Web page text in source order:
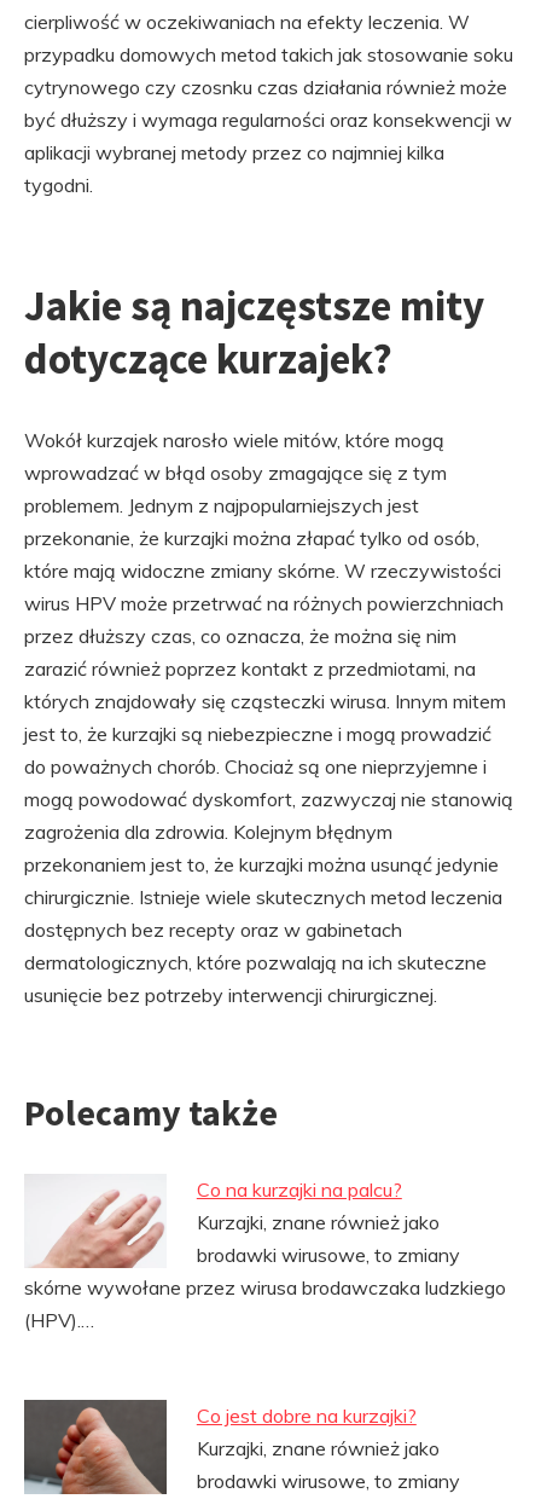
cierpliwość w oczekiwaniach na efekty leczenia. W
przypadku domowych metod takich jak stosowanie soku
cytrynowego czy czosnku czas działania również może
być dłuższy i wymaga regularności oraz konsekwencji w
aplikacji wybranej metody przez co najmniej kilka
tygodni.
Jakie są najczęstsze mity
dotyczące kurzajek?
Wokół kurzajek narosło wiele mitów, które mogą
wprowadzać w błąd osoby zmagające się z tym
problemem. Jednym z najpopularniejszych jest
przekonanie, że kurzajki można złapać tylko od osób,
które mają widoczne zmiany skórne. W rzeczywistości
wirus HPV może przetrwać na różnych powierzchniach
przez dłuższy czas, co oznacza, że można się nim
zarazić również poprzez kontakt z przedmiotami, na
których znajdowały się cząsteczki wirusa. Innym mitem
jest to, że kurzajki są niebezpieczne i mogą prowadzić
do poważnych chorób. Chociaż są one nieprzyjemne i
mogą powodować dyskomfort, zazwyczaj nie stanowią
zagrożenia dla zdrowia. Kolejnym błędnym
przekonaniem jest to, że kurzajki można usunąć jedynie
chirurgicznie. Istnieje wiele skutecznych metod leczenia
dostępnych bez recepty oraz w gabinetach
dermatologicznych, które pozwalają na ich skuteczne
usunięcie bez potrzeby interwencji chirurgicznej.
Polecamy także
Co na kurzajki na palcu?
Kurzajki, znane również jako
brodawki wirusowe, to zmiany
skórne wywołane przez wirusa brodawczaka ludzkiego
(HPV).…
Co jest dobre na kurzajki?
Kurzajki, znane również jako
brodawki wirusowe, to zmiany